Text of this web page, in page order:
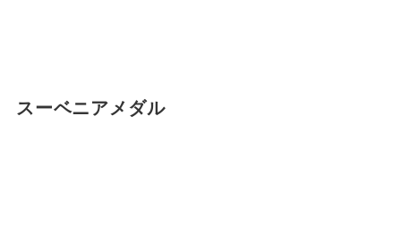
スーベニアメダル